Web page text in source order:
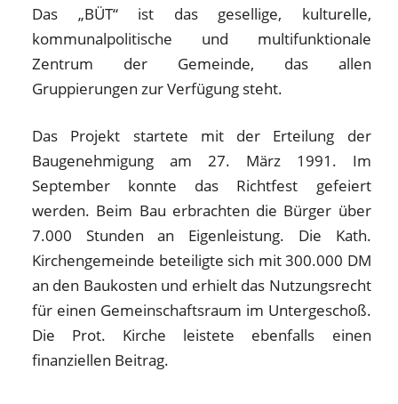
Das „BÜT“ ist das gesellige, kulturelle,
kommunalpolitische und multifunktionale
Zentrum der Gemeinde, das allen
Gruppierungen zur Verfügung steht.
Das Projekt startete mit der Erteilung der
Baugenehmigung am 27. März 1991. Im
September konnte das Richtfest gefeiert
werden. Beim Bau erbrachten die Bürger über
7.000 Stunden an Eigenleistung. Die Kath.
Kirchengemeinde beteiligte sich mit 300.000 DM
an den Baukosten und erhielt das Nutzungsrecht
für einen Gemeinschaftsraum im Untergeschoß.
Die Prot. Kirche leistete ebenfalls einen
finanziellen Beitrag.